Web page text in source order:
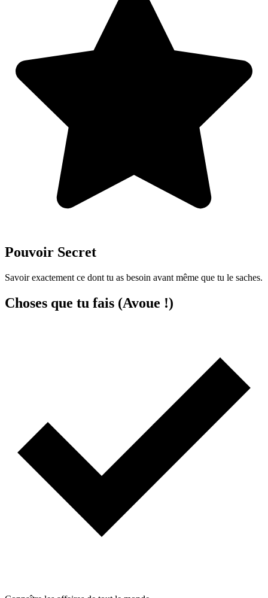
Pouvoir Secret
Savoir exactement ce dont tu as besoin avant même que tu le saches.
Choses que tu fais (Avoue !)